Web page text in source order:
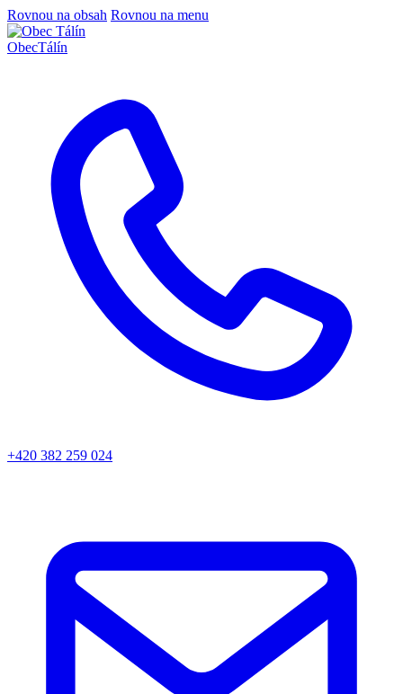
Rovnou na obsah Rovnou na menu
ObecTálín
+420 382 259 024